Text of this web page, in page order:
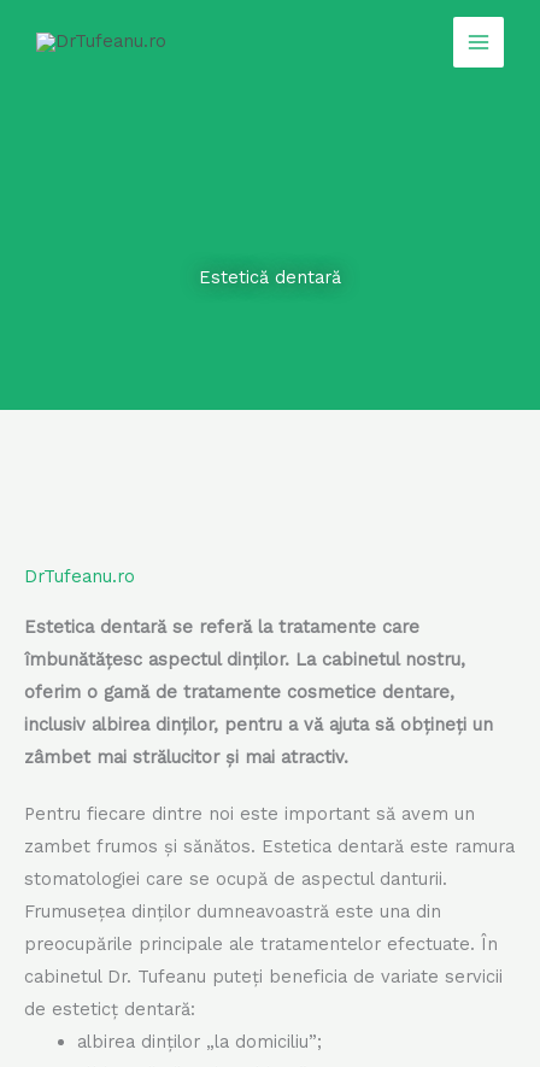
Estetică dentară
DrTufeanu.ro
Estetica dentară se referă la tratamente care
îmbunătățesc aspectul dinților. La cabinetul nostru,
oferim o gamă de tratamente cosmetice dentare,
inclusiv albirea dinților, pentru a vă ajuta să obțineți un
zâmbet mai strălucitor și mai atractiv.
Pentru fiecare dintre noi este important să avem un
zambet frumos și sănătos. Estetica dentară este ramura
stomatologiei care se ocupă de aspectul danturii.
Frumusețea dinților dumneavoastră este una din
preocupările principale ale tratamentelor efectuate. În
cabinetul Dr. Tufeanu puteți beneficia de variate servicii
de esteticț dentară:
albirea dinților „la domiciliu”;